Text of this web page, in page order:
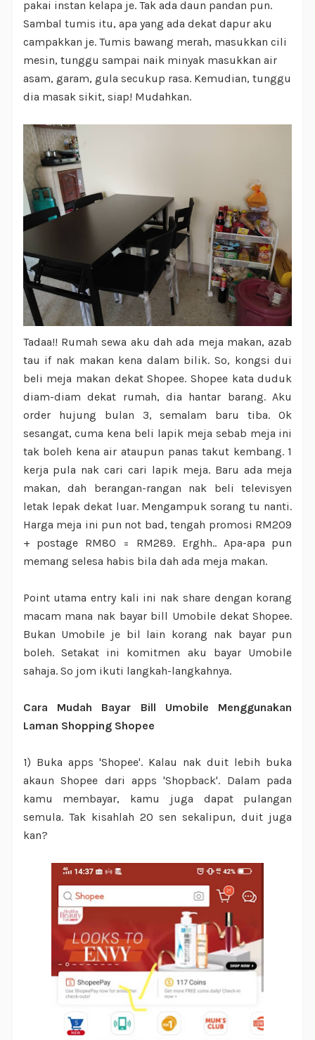
pakai instan kelapa je. Tak ada daun pandan pun.
Sambal tumis itu, apa yang ada dekat dapur aku
campakkan je. Tumis bawang merah, masukkan cili
mesin, tunggu sampai naik minyak masukkan air
asam, garam, gula secukup rasa. Kemudian, tunggu
dia masak sikit, siap! Mudahkan.
Tadaa!! Rumah sewa aku dah ada meja makan, azab
tau if nak makan kena dalam bilik. So, kongsi dui
beli meja makan dekat Shopee. Shopee kata duduk
diam-diam dekat rumah, dia hantar barang. Aku
order hujung bulan 3, semalam baru tiba. Ok
sesangat, cuma kena beli lapik meja sebab meja ini
tak boleh kena air ataupun panas takut kembang. 1
kerja pula nak cari cari lapik meja. Baru ada meja
makan, dah berangan-rangan nak beli televisyen
letak lepak dekat luar. Mengampuk sorang tu nanti.
Harga meja ini pun not bad, tengah promosi RM209
+ postage RM80 = RM289. Erghh.. Apa-apa pun
memang selesa habis bila dah ada meja makan.
Point utama entry kali ini nak share dengan korang
macam mana nak bayar bill Umobile dekat Shopee.
Bukan Umobile je bil lain korang nak bayar pun
boleh. Setakat ini komitmen aku bayar Umobile
sahaja. So jom ikuti langkah-langkahnya.
Cara Mudah Bayar Bill Umobile Menggunakan
Laman Shopping Shopee
1) Buka apps 'Shopee'. Kalau nak duit lebih buka
akaun Shopee dari apps 'Shopback'. Dalam pada
kamu membayar, kamu juga dapat pulangan
semula. Tak kisahlah 20 sen sekalipun, duit juga
kan?